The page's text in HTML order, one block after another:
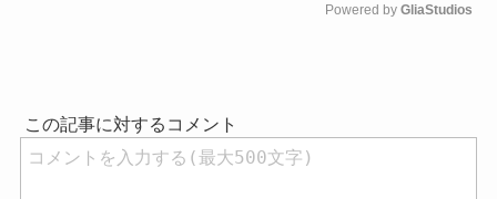
Powered by GliaStudios